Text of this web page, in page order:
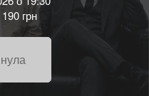
грн